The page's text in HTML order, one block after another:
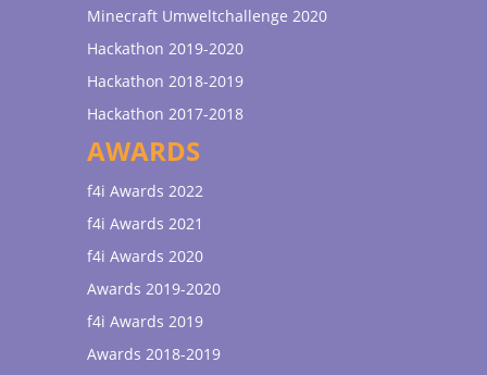
Minecraft Umweltchallenge 2020
Hackathon 2019-2020
Hackathon 2018-2019
Hackathon 2017-2018
AWARDS
f4i Awards 2022
f4i Awards 2021
f4i Awards 2020
Awards 2019-2020
f4i Awards 2019
Awards 2018-2019